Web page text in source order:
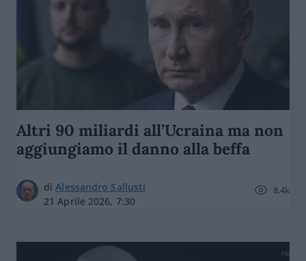
Altri 90 miliardi all’Ucraina ma non
aggiungiamo il danno alla beffa
diAlessandro Sallusti
21 Aprile 2026, 7:30
8.4k